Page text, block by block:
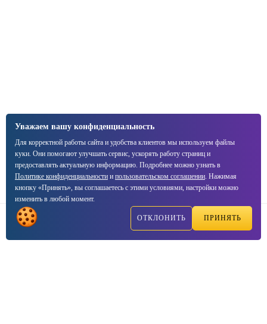
Позвонить
Уважаем вашу конфиденциальность
Для корректной работы сайта и удобства клиентов мы используем файлы
куки. Они помогают улучшать сервис, ускорять работу страниц и
предоставлять актуальную информацию. Подробнее можно узнать в
Политике конфиденциальности и пользовательском соглашении. Нажимая
кнопку «Принять», вы соглашаетесь с этими условиями, настройки можно
изменить в любой момент.
ОТКЛОНИТЬ ПРИНЯТЬ